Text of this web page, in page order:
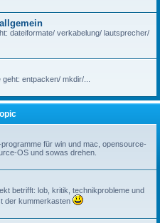
dateiformate/ verkabelung/ lautsprecher/
entpacken/ mkdir/...
für win und mac, opensource-
OS und sowas drehen.
betrifft: lob, kritik, technikprobleme und
der kummerkasten